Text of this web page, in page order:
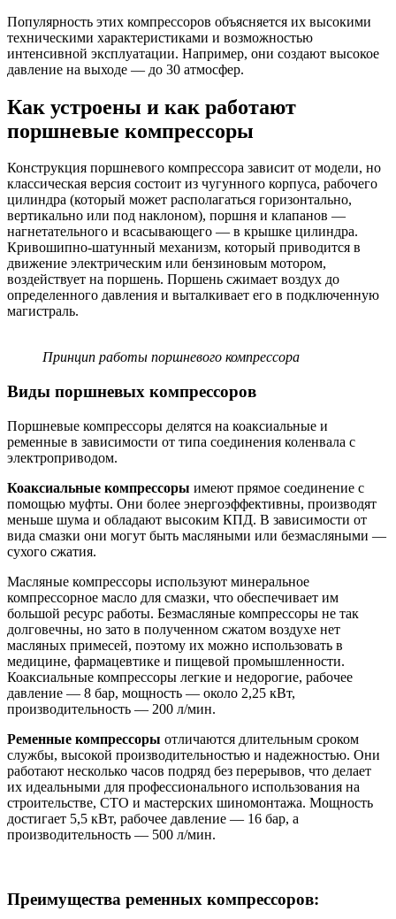
Популярность этих компрессоров объясняется их высокими
техническими характеристиками и возможностью
интенсивной эксплуатации. Например, они создают высокое
давление на выходе — до 30 атмосфер.
Как устроены и как работают
поршневые компрессоры
Конструкция поршневого компрессора зависит от модели, но
классическая версия состоит из чугунного корпуса, рабочего
цилиндра (который может располагаться горизонтально,
вертикально или под наклоном), поршня и клапанов —
нагнетательного и всасывающего — в крышке цилиндра.
Кривошипно-шатунный механизм, который приводится в
движение электрическим или бензиновым мотором,
воздействует на поршень. Поршень сжимает воздух до
определенного давления и выталкивает его в подключенную
магистраль.
Принцип работы поршневого компрессора
Виды поршневых компрессоров
Поршневые компрессоры делятся на коаксиальные и
ременные в зависимости от типа соединения коленвала с
электроприводом.
Коаксиальные компрессоры имеют прямое соединение с
помощью муфты. Они более энергоэффективны, производят
меньше шума и обладают высоким КПД. В зависимости от
вида смазки они могут быть масляными или безмасляными —
сухого сжатия.
Масляные компрессоры используют минеральное
компрессорное масло для смазки, что обеспечивает им
большой ресурс работы. Безмасляные компрессоры не так
долговечны, но зато в полученном сжатом воздухе нет
масляных примесей, поэтому их можно использовать в
медицине, фармацевтике и пищевой промышленности.
Коаксиальные компрессоры легкие и недорогие, рабочее
давление — 8 бар, мощность — около 2,25 кВт,
производительность — 200 л/мин.
Ременные компрессоры отличаются длительным сроком
службы, высокой производительностью и надежностью. Они
работают несколько часов подряд без перерывов, что делает
их идеальными для профессионального использования на
строительстве, СТО и мастерских шиномонтажа. Мощность
достигает 5,5 кВт, рабочее давление — 16 бар, а
производительность — 500 л/мин.
Преимущества ременных компрессоров: